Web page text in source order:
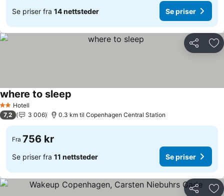
Se priser fra 14 nettsteder Se priser
Del
2 Stjerner
Hotell
where to sleep
7,2 3 006 0.3 km til Copenhagen Central Station
Fra 756 kr
Se priser fra 11 nettsteder Se priser
Del